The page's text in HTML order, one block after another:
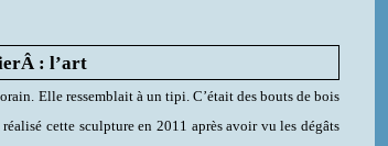
: l’art
Elle ressemblait à un tipi. C’était des bouts de bois
cette sculpture en 2011 après avoir vu les dégâts